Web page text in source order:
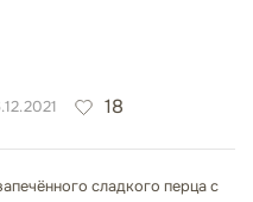
18
сладкого перца с